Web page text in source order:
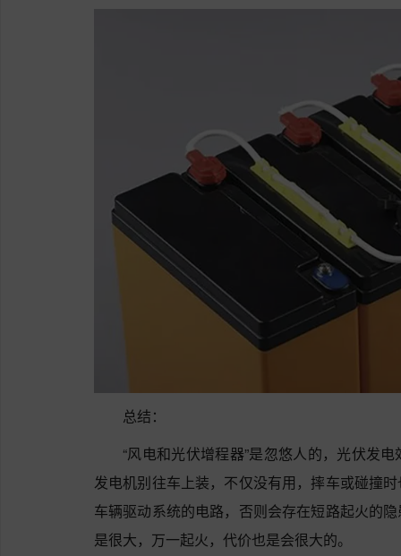
总结：
“风电和光伏增程器”是忽悠人的，光伏发
发电机别往车上装，不仅没有用，摔车或碰撞
车辆驱动系统的电路，否则会存在短路起火的
是很大，万一起火，代价也是会很大的。